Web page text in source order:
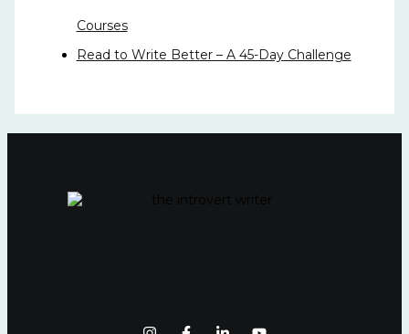
Courses
Read to Write Better – A 45-Day Challenge